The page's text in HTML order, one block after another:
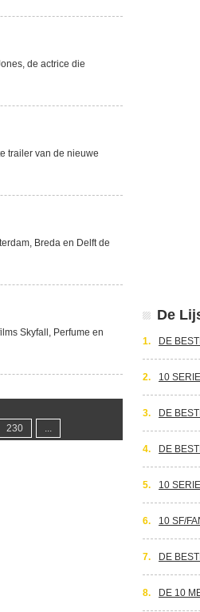
de actrice die
trailer van de nieuwe
Breda en Delft de
Skyfall, Perfume en
230 ...
De
1. DE
2. 10
3. DE
4. DE
5. 10
6. 10 SF/
7. DE
8. DE 10